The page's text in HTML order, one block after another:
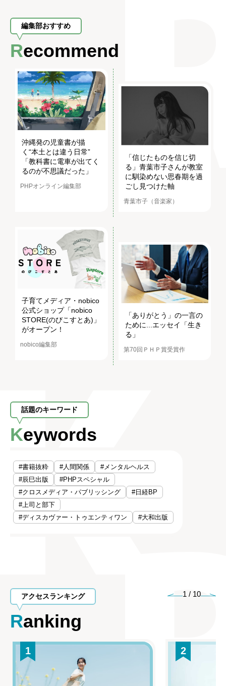
編集部おすすめ
Recommend
沖縄発の児童書が描
く“本土とは違う日常”
「教科書に電車が出てく
るのが不思議だった」
PHPオンライン編集部
「信じたものを信じ切
る」青葉市子さんが教室
に馴染めない思春期を過
ごし見つけた軸
青葉市子（音楽家）
子育てメディア・nobico
公式ショップ「nobico
STORE(のびこすとあ)」
がオープン！
nobico編集部
「ありがとう」の一言の
ために...エッセイ「生き
る」
第70回ＰＨＰ賞受賞作
話題のキーワード
Keywords
#書籍抜粋 #人間関係
#メンタルヘルス
#辰巳出版
#PHPスペシャル
#クロスメディア・パブリッシング
#日経BP
#上司と部下
#ディスカヴァー・トゥエンティワン
#大和出版
アクセスランキング
Ranking
1 / 10
1 2